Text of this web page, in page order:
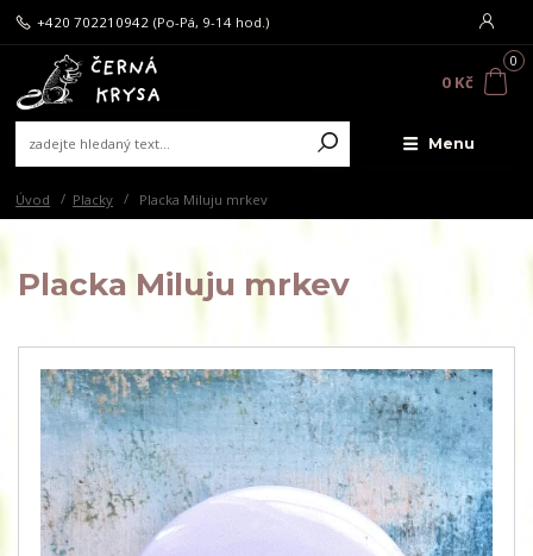
Menu
+420 702210942 (Po-Pá, 9-14 hod.)
0
0 Kč
Úvod Placky Placka Miluju mrkev
Placka Miluju mrkev